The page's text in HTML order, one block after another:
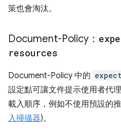
策也會淘汰。
Document-Policy：
resources
Document-Policy 中的
設定點可讓文件提示使用者代
載入順序，例如不使用預設的
入掃描器)。